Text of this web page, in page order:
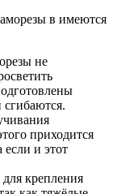
в имеются
не
сгибаются.
приходится
если и этот
крепления